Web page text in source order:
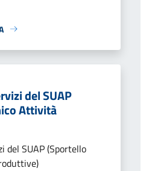
del SUAP
Attività
del SUAP (Sportello